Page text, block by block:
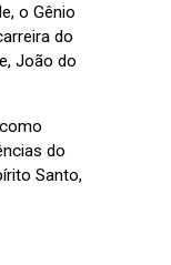
o Gênio
do
João do
do
Santo,